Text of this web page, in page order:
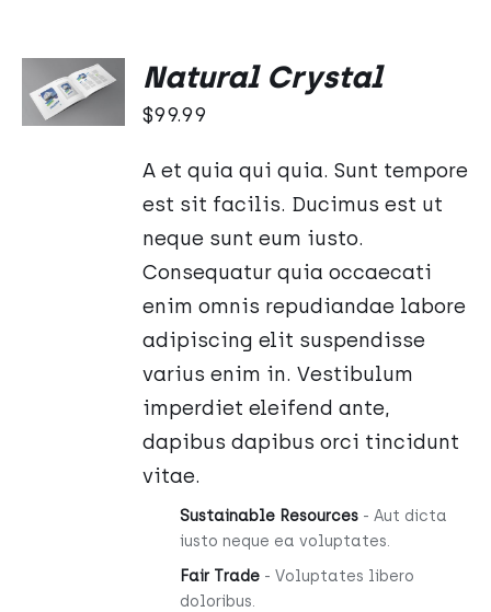
Oceniono
5.00na 5
DODAJ
DO
KOSZYKA
Natural Crystal
$99.99
A et quia qui quia. Sunt tempore
est sit facilis. Ducimus est ut
neque sunt eum iusto.
Consequatur quia occaecati
enim omnis repudiandae labore
adipiscing elit suspendisse
varius enim in. Vestibulum
imperdiet eleifend ante,
dapibus dapibus orci tincidunt
vitae.
Sustainable Resources- Aut dicta
iusto neque ea voluptates.
Fair Trade- Voluptates libero
doloribus.